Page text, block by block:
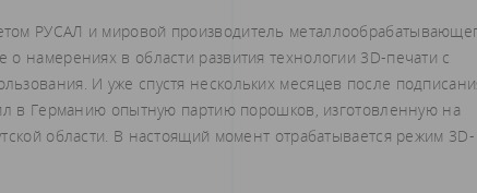
РУСАЛ и мировой производитель
намерениях в области развития технологии 3D-печати с
И уже спустя нескольких месяцев после
в Германию опытную партию порошков, изготовленную на
области. В настоящий момент отрабатывается режим 3D-